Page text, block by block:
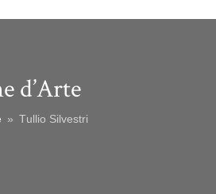
d’Arte
» Tullio Silvestri